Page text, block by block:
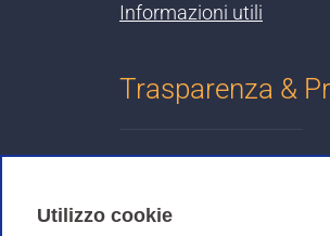
Utilizzo cookie
Informazioni utili
Trasparenza &
Cookies Policy